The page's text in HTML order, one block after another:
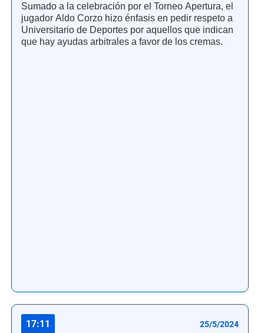
Sumado a la celebración por el Torneo Apertura, el
jugador Aldo Corzo hizo énfasis en pedir respeto a
Universitario de Deportes por aquellos que indican
que hay ayudas arbitrales a favor de los cremas.
17:11 25/5/2024